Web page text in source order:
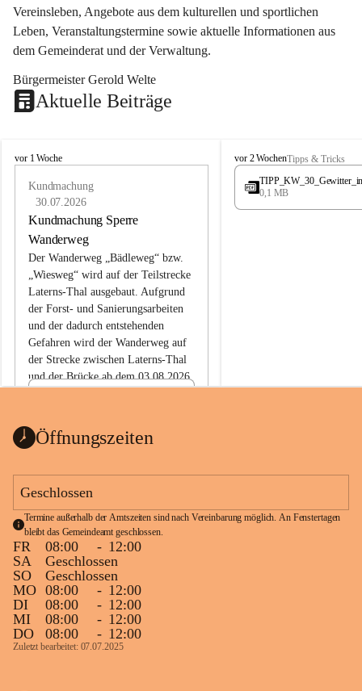
Vereinsleben, Angebote aus dem kulturellen und sportlichen
Leben, Veranstaltungstermine sowie aktuelle Informationen aus
dem Gemeinderat und der Verwaltung.
Bürgermeister Gerold Welte
Aktuelle Beiträge
L
vor 1 Woche
Kundmachung
30.07.2026
Kundmachung Sperre
Wanderweg
Der Wanderweg „Bädleweg“ bzw.
„Wiesweg“ wird auf der Teilstrecke
Laterns-Thal ausgebaut. Aufgrund
der Forst- und Sanierungsarbeiten
und der dadurch entstehenden
Gefahren wird der Wanderweg auf
der Strecke zwischen Laterns-Thal
und der Brücke ab dem 03.08.2026
ht
1 Seite•0,1 MB
L
a
e
vor 2 WochenTipps & Tricks
0,1 MB
Öffnungszeiten
Geschlossen
Termine außerhalb der Amtszeiten sind nach Vereinbarung möglich. An Fenstertagen
bleibt das Gemeindeamt geschlossen.
FR 08:00 - 12:00
SA
Geschlossen
SO
Geschlossen
MO 08:00 - 12:00
DI
08:00 - 12:00
MI
08:00 - 12:00
DO
08:00 - 12:00
Zuletzt bearbeitet: 07.07.2025